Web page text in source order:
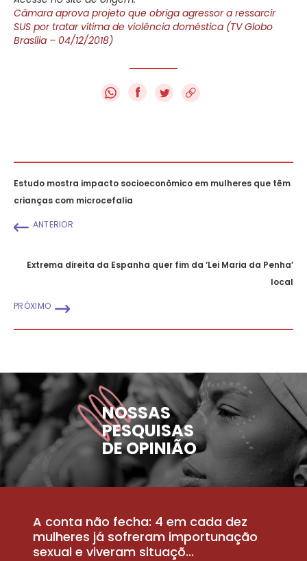
Câmara aprova projeto que obriga agressor a ressarcir
SUS por tratar vítima de violência doméstica (TV Globo
Brasília – 04/12/2018)
f
Estudo mostra impacto socioeconômico em mulheres que têm
crianças com microcefalia
ANTERIOR
Extrema direita da Espanha quer fim da ‘Lei Maria da Penha’
local
PRÓXIMO
NOSSAS
PESQUISAS
DE OPINIÃO
A conta não fecha: 4 em cada dez
mulheres já sofreram importunação
sexual e viveram situaçõ...